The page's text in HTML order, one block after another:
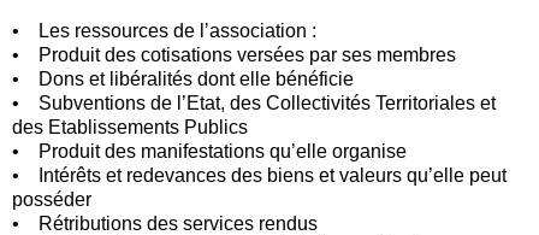
• Les ressources de l’association :
• Produit des cotisations versées par ses membres
• Dons et libéralités dont elle bénéficie
• Subventions de l’Etat, des Collectivités Territoriales et
des Etablissements Publics
• Produit des manifestations qu’elle organise
• Intérêts et redevances des biens et valeurs qu’elle peut
posséder
• Rétributions des services rendus